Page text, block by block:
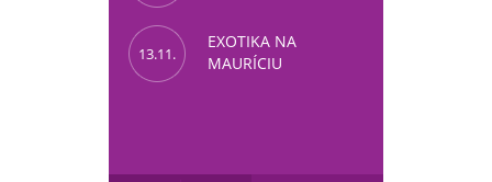
13.11.
EXOTIKA NA
MAURÍCIU